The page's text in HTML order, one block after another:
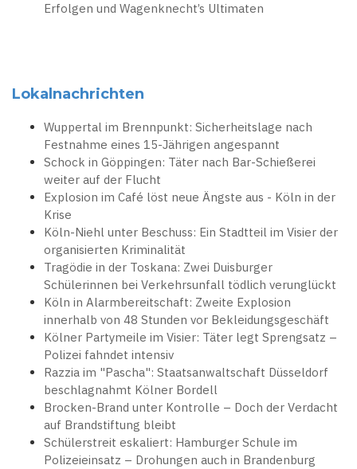
Erfolgen und Wagenknecht’s Ultimaten
Lokalnachrichten
Wuppertal im Brennpunkt: Sicherheitslage nach
Festnahme eines 15-Jährigen angespannt
Schock in Göppingen: Täter nach Bar-Schießerei
weiter auf der Flucht
Explosion im Café löst neue Ängste aus - Köln in der
Krise
Köln-Niehl unter Beschuss: Ein Stadtteil im Visier der
organisierten Kriminalität
Tragödie in der Toskana: Zwei Duisburger
Schülerinnen bei Verkehrsunfall tödlich verunglückt
Köln in Alarmbereitschaft: Zweite Explosion
innerhalb von 48 Stunden vor Bekleidungsgeschäft
Kölner Partymeile im Visier: Täter legt Sprengsatz –
Polizei fahndet intensiv
Razzia im "Pascha": Staatsanwaltschaft Düsseldorf
beschlagnahmt Kölner Bordell
Brocken-Brand unter Kontrolle – Doch der Verdacht
auf Brandstiftung bleibt
Schülerstreit eskaliert: Hamburger Schule im
Polizeieinsatz – Drohungen auch in Brandenburg